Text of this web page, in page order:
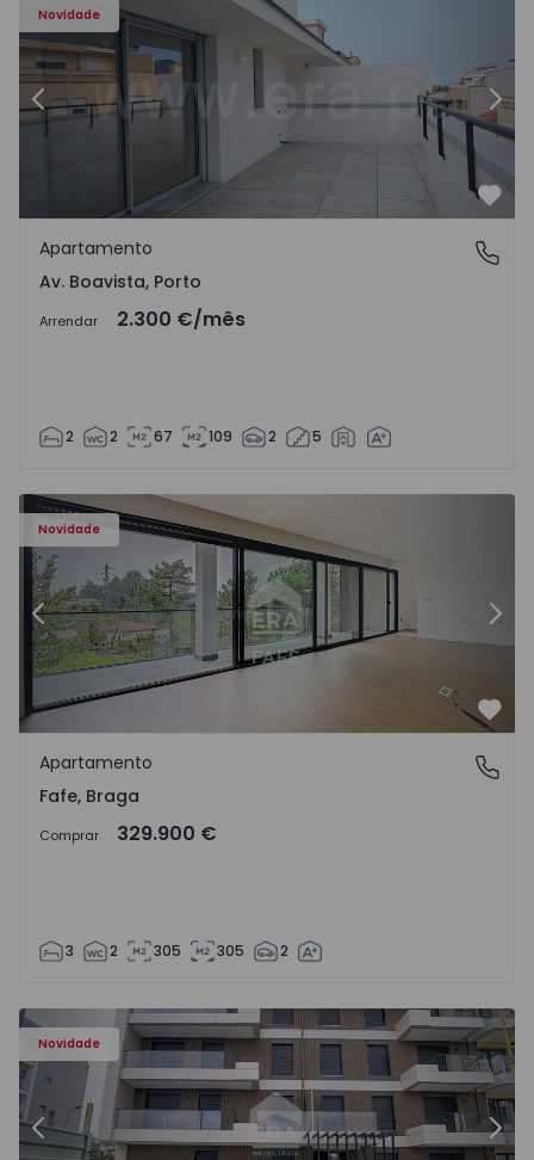
Novidade
Anterior
Av. Boavista, Porto
Apartamento
Av. Boavista, Porto
Arrendar 2.300 €/mês
2 2 67 109 2 5
Novidade
Anterior
Fafe, Braga
Apartamento
Fafe, Braga
Comprar 329.900 €
3 2 305 305 2
Novidade
Anterior